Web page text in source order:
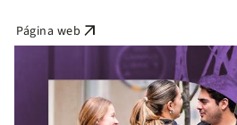
Página web arrow_outward